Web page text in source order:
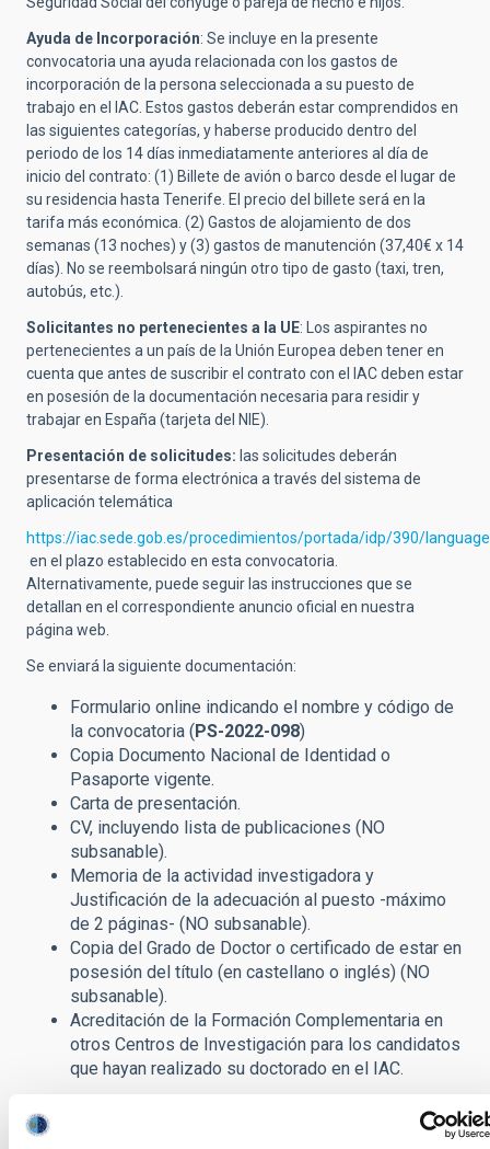
Ayuda de Incorporación: Se incluye en la presente
convocatoria una ayuda relacionada con los gastos de
incorporación de la persona seleccionada a su puesto de
trabajo en el IAC. Estos gastos deberán estar comprendidos en
las siguientes categorías, y haberse producido dentro del
periodo de los 14 días inmediatamente anteriores al día de
inicio del contrato: (1) Billete de avión o barco desde el lugar de
su residencia hasta Tenerife. El precio del billete será en la
tarifa más económica. (2) Gastos de alojamiento de dos
semanas (13 noches) y (3) gastos de manutención (37,40€ x 14
días). No se reembolsará ningún otro tipo de gasto (taxi, tren,
autobús, etc.).
Solicitantes no pertenecientes a la UE: Los aspirantes no
pertenecientes a un país de la Unión Europea deben tener en
cuenta que antes de suscribir el contrato con el IAC deben estar
en posesión de la documentación necesaria para residir y
trabajar en España (tarjeta del NIE).
Presentación de solicitudes: las solicitudes deberán
presentarse de forma electrónica a través del sistema de
aplicación telemática
https://iac.sede.gob.es/procedimientos/portada/idp/390/
en el plazo establecido en esta convocatoria.
Alternativamente, puede seguir las instrucciones que se
detallan en el correspondiente anuncio oficial en nuestra
página web.
Se enviará la siguiente documentación:
Formulario online indicando el nombre y código de
la convocatoria (PS-2022-098)
Copia Documento Nacional de Identidad o
Pasaporte vigente.
Carta de presentación.
CV, incluyendo lista de publicaciones (NO
subsanable).
Memoria de la actividad investigadora y
Justificación de la adecuación al puesto -máximo
de 2 páginas- (NO subsanable).
Copia del Grado de Doctor o certificado de estar en
posesión del título (en castellano o inglés) (NO
subsanable).
Acreditación de la Formación Complementaria en
otros Centros de Investigación para los candidatos
que hayan realizado su doctorado en el IAC.
Asimismo, debe indicarse los nombres y correos electrónicos
de al menos dos científicos (máximo tres) familiarizados con el